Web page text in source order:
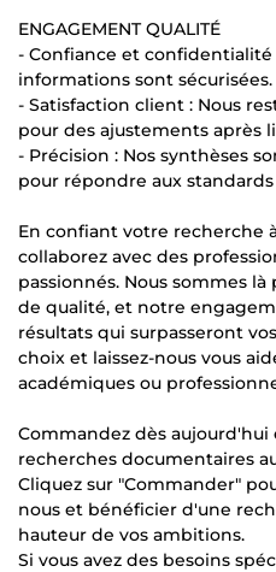
ENGAGEMENT QUALITÉ
- Confiance et confidentialité
informations sont sécurisées.
- Satisfaction client : Nous
pour des ajustements après
- Précision : Nos synthèses
pour répondre aux
En confiant votre recherche
collaborez avec des
passionnés. Nous sommes
de qualité, et notre
résultats qui surpasseront
choix et laissez-nous vous
académiques ou
Commandez dès aujourd'hui
recherches documentaires
Cliquez sur "Commander"
nous et bénéficier d'une
hauteur de vos ambitions.
Si vous avez des besoins